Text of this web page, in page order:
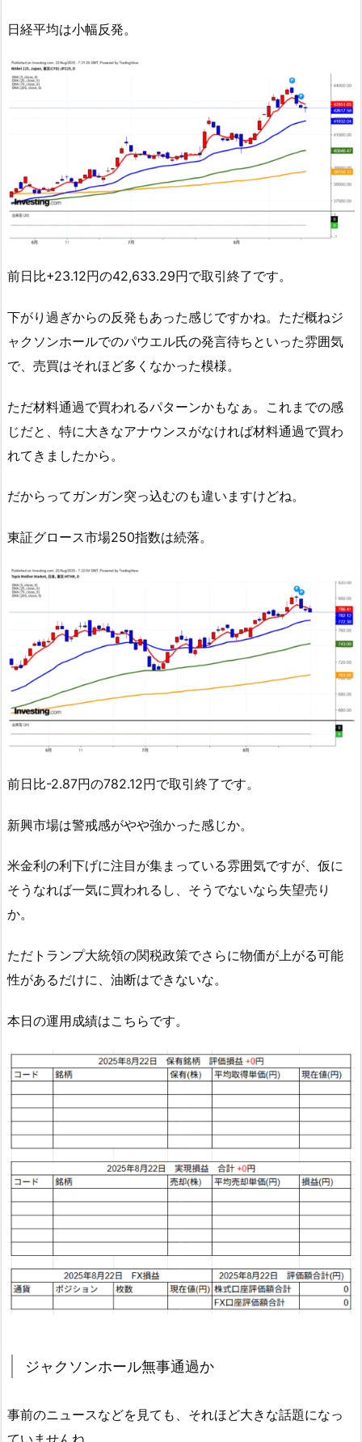
日経平均は小幅反発。
前日比+23.12円の42,633.29円で取引終了です。
下がり過ぎからの反発もあった感じですかね。ただ概ねジ
ャクソンホールでのパウエル氏の発言待ちといった雰囲気
で、売買はそれほど多くなかった模様。
ただ材料通過で買われるパターンかもなぁ。これまでの感
じだと、特に大きなアナウンスがなければ材料通過で買わ
れてきましたから。
だからってガンガン突っ込むのも違いますけどね。
東証グロース市場250指数は続落。
前日比-2.87円の782.12円で取引終了です。
新興市場は警戒感がやや強かった感じか。
米金利の利下げに注目が集まっている雰囲気ですが、仮に
そうなれば一気に買われるし、そうでないなら失望売り
か。
ただトランプ大統領の関税政策でさらに物価が上がる可能
性があるだけに、油断はできないな。
本日の運用成績はこちらです。
ジャクソンホール無事通過か
事前のニュースなどを見ても、それほど大きな話題になっ
ていませんね。